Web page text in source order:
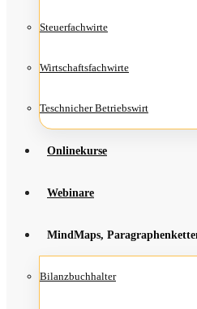
Steu­er­fach­wir­te
Wirt­schafts­fach­wir­te
Teschni­cher Betriebswirt
Online­kur­se
Web­i­na­re
Mind­Maps,
Bilanz­buch­hal­ter